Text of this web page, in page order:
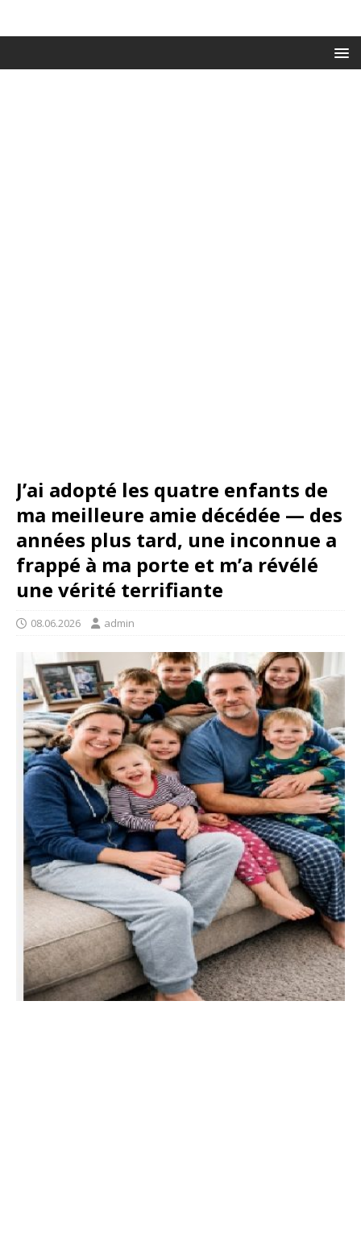
J’ai adopté les quatre enfants de
ma meilleure amie décédée — des
années plus tard, une inconnue a
frappé à ma porte et m’a révélé
une vérité terrifiante
08.06.2026 admin